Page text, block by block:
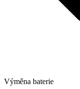
Výměna baterie